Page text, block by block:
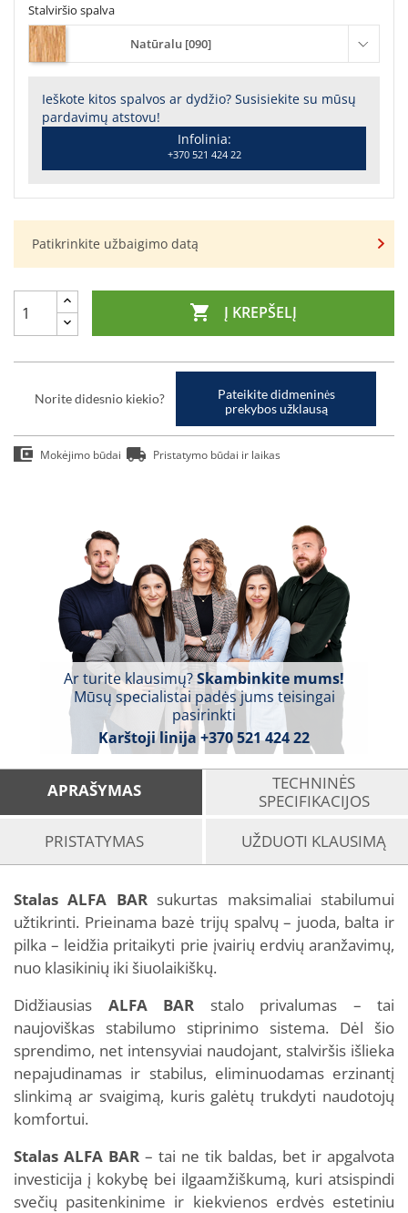
Stalviršio spalva
Natūralu [090]
Ieškote kitos spalvos ar dydžio? Susisiekite su mūsų
pardavimų atstovu!
Infolinia:
+370 521 424 22
Patikrinkite užbaigimo datą
 Į KREPŠELĮ
Norite didesnio kiekio?
Pateikite didmeninės
prekybos užklausą
Mokėjimo būdai Pristatymo būdai ir laikas
Ar turite klausimų?Skambinkite mums!
Mūsų specialistai padės jums teisingai
pasirinkti
Karštoji linija +370 521 424 22
APRAŠYMAS
TECHNINĖS
SPECIFIKACIJOS
PRISTATYMAS
UŽDUOTI KLAUSIMĄ
Stalas ALFA BARsukurtas maksimaliai stabilumui
užtikrinti. Prieinama bazė trijų spalvų – juoda, balta ir
pilka – leidžia pritaikyti prie įvairių erdvių aranžavimų,
nuo klasikinių iki šiuolaikiškų.
Didžiausias ALFA BAR stalo privalumas – tai
naujoviškas stabilumo stiprinimo sistema. Dėl šio
sprendimo, net intensyviai naudojant, stalviršis išlieka
nepajudinamas ir stabilus, eliminuodamas erzinantį
slinkimą ar svaigimą, kuris galėtų trukdyti naudotojų
komfortui.
Stalas ALFA BAR – tai ne tik baldas, bet ir apgalvota
investicija į kokybę bei ilgaamžiškumą, kuri atsispindi
svečių pasitenkinime ir kiekvienos erdvės estetiniu